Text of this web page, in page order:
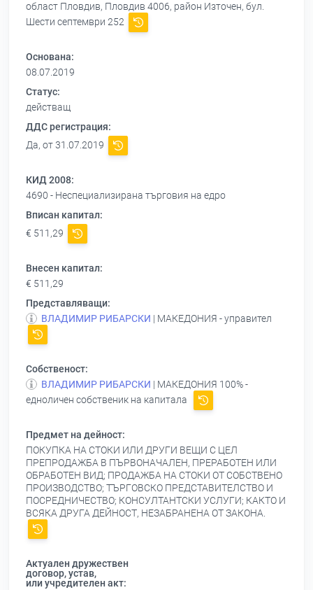
област Пловдив, Пловдив 4006, район Източен, бул.
Шести септември 252
Основана:
08.07.2019
Статус:
действащ
ДДС регистрация:
Да, от 31.07.2019
КИД 2008:
4690 - Неспециализирана търговия на едро
Вписан капитал:
€ 511,29
Внесен капитал:
€ 511,29
Представляващи:
ВЛАДИМИР РИБАРСКИ | МАКЕДОНИЯ - управител
Собственост:
ВЛАДИМИР РИБАРСКИ | МАКЕДОНИЯ 100% -
едноличен собственик на капитала
Предмет на дейност:
ПОКУПКА НА СТОКИ ИЛИ ДРУГИ ВЕЩИ С ЦЕЛ
ПРЕПРОДАЖБА В ПЪРВОНАЧАЛЕН, ПРЕРАБОТЕН ИЛИ
ОБРАБОТЕН ВИД; ПРОДАЖБА НА СТОКИ ОТ СОБСТВЕНО
ПРОИЗВОДСТВО; ТЪРГОВСКО ПРЕДСТАВИТЕЛСТВО И
ПОСРЕДНИЧЕСТВО; КОНСУЛТАНТСКИ УСЛУГИ; КАКТО И
ВСЯКА ДРУГА ДЕЙНОСТ, НЕЗАБРАНЕНА ОТ ЗАКОНА.
Актуален дружествен
договор, устав,
или учредителен акт: